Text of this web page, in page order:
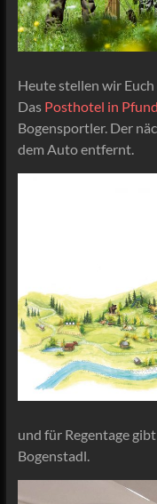
Heute stellen wir
DasPosthotel in
Bogensportler. Der
dem Auto entfernt.
und für Regentage
Bogenstadl.